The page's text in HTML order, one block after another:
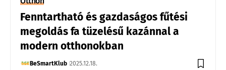
Fenntartható és gazdaságos fűtési
megoldás fa tüzelésű kazánnal a
modern otthonokban
BeSmartKlub 2025.12.18.